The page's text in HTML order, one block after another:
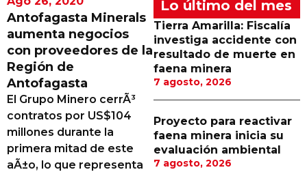
Minerí­a Subterránea
Proveedores
Canal Digital
Columnas de Opinión
Designaciones
Antofagasta Minerals
aumenta negocios
con proveedores de la
Región de
Antofagasta
El Grupo Minero cerrÃ³
contratos por US$104
millones durante la
primera mitad de este
aÃ±o, lo que representa
Lo último del mes
Tierra Amarilla: Fiscalía
investiga accidente con
resultado de muerte en
faena minera
7 agosto, 2026
Proyecto para reactivar
faena minera inicia su
evaluación ambiental
7 agosto, 2026